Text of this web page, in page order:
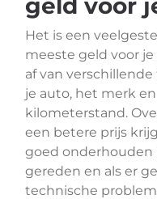
geld voor
Het is een
meeste geld voor
af van verschillende
je auto, het merk
kilometerstand.
een betere prijs
goed onderhouden
gereden en als er
technische